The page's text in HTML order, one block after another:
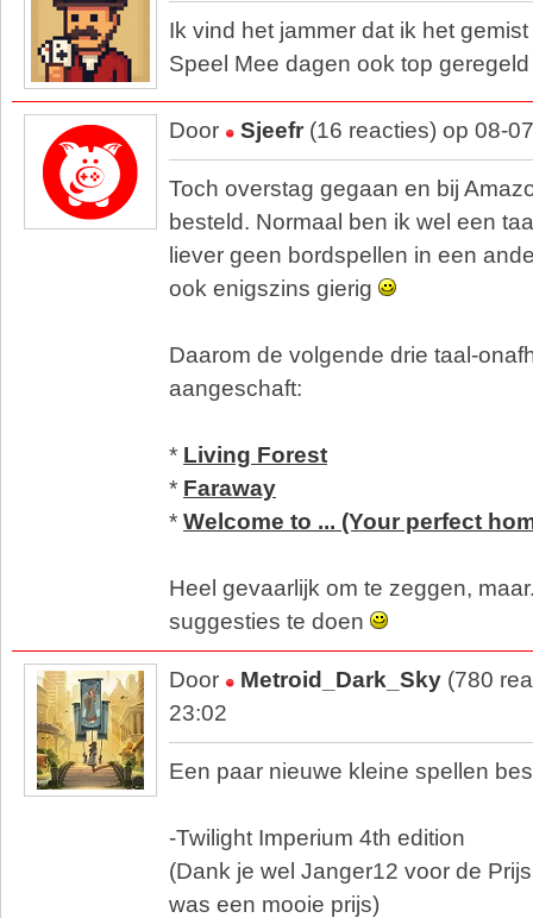
Ik vind het jammer dat ik het
Speel Mee dagen ook top
Door Sjeefr (16 reacties) op 08-
Toch overstag gegaan en bij
besteld. Normaal ben ik wel een
liever geen bordspellen in een
ook enigszins gierig
Daarom de volgende drie taal-
aangeschaft:
* Living Forest
* Faraway
* Welcome to ... (Your perfect
Heel gevaarlijk om te zeggen,
suggesties te doen
Door Metroid_Dark_Sky (780
23:02
Een paar nieuwe kleine spellen
-Twilight Imperium 4th edition
(Dank je wel Janger12 voor de
was een mooie prijs)